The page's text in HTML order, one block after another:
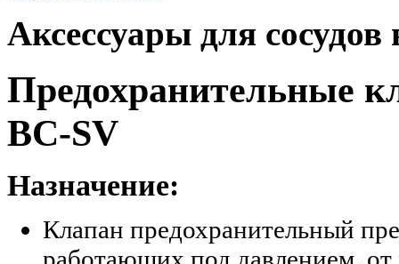
Аксессуары для
Предохранительные
BC-SV
Назначение:
Клапан предохранительный